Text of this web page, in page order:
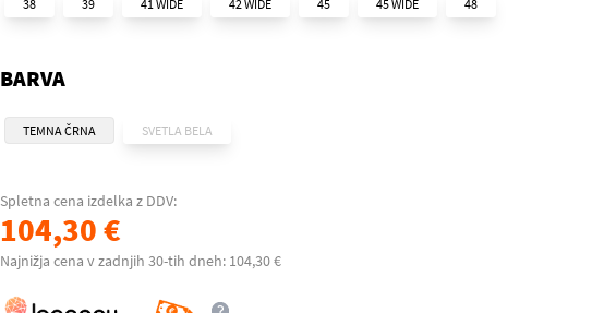
38 39 41 WIDE 42 WIDE 45 45 WIDE 48
BARVA
TEMNA ČRNA SVETLA BELA
Spletna cena izdelka z DDV:
104,30 €
Najnižja cena v zadnjih 30-tih dneh: 104,30 €